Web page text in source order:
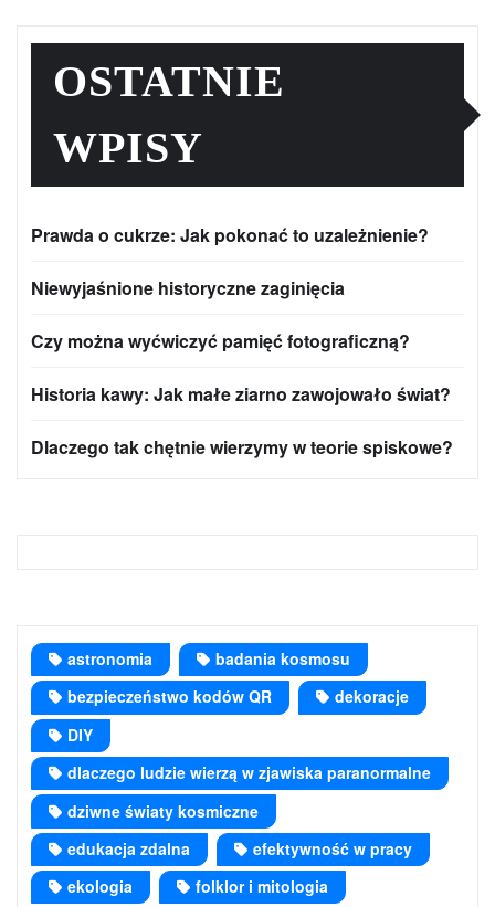
OSTATNIE
WPISY
Prawda o cukrze: Jak pokonać to uzależnienie?
Niewyjaśnione historyczne zaginięcia
Czy można wyćwiczyć pamięć fotograficzną?
Historia kawy: Jak małe ziarno zawojowało świat?
Dlaczego tak chętnie wierzymy w teorie spiskowe?
astronomia
badania kosmosu
bezpieczeństwo kodów QR
dekoracje
DIY
dlaczego ludzie wierzą w zjawiska paranormalne
dziwne światy kosmiczne
edukacja zdalna
efektywność w pracy
ekologia
folklor i mitologia